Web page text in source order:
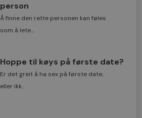
person
Å finne den rette personen kan føles
som å lete...
Hoppe til køys på første date?
Er det greit å ha sex på første date,
eller ikk...